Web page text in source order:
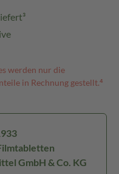
werden nur die
in Rechnung gestellt.⁴
GmbH & Co. KG